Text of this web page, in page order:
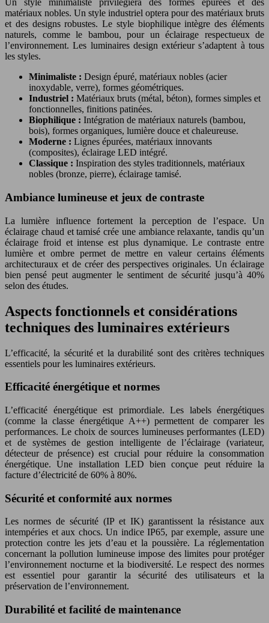
Un style minimaliste privilégiera des formes épurées et des
matériaux nobles. Un style industriel optera pour des matériaux bruts
et des designs robustes. Le style biophilique intègre des éléments
naturels, comme le bambou, pour un éclairage respectueux de
l’environnement. Les luminaires design extérieur s’adaptent à tous
les styles.
Minimaliste : Design épuré, matériaux nobles (acier
inoxydable, verre), formes géométriques.
Industriel : Matériaux bruts (métal, béton), formes simples et
fonctionnelles, finitions patinées.
Biophilique : Intégration de matériaux naturels (bambou,
bois), formes organiques, lumière douce et chaleureuse.
Moderne : Lignes épurées, matériaux innovants
(composites), éclairage LED intégré.
Classique : Inspiration des styles traditionnels, matériaux
nobles (bronze, pierre), éclairage tamisé.
Ambiance lumineuse et jeux de contraste
La lumière influence fortement la perception de l’espace. Un
éclairage chaud et tamisé crée une ambiance relaxante, tandis qu’un
éclairage froid et intense est plus dynamique. Le contraste entre
lumière et ombre permet de mettre en valeur certains éléments
architecturaux et de créer des perspectives originales. Un éclairage
bien pensé peut augmenter le sentiment de sécurité jusqu’à 40%
selon des études.
Aspects fonctionnels et considérations
techniques des luminaires extérieurs
L’efficacité, la sécurité et la durabilité sont des critères techniques
essentiels pour les luminaires extérieurs.
Efficacité énergétique et normes
L’efficacité énergétique est primordiale. Les labels énergétiques
(comme la classe énergétique A++) permettent de comparer les
performances. Le choix de sources lumineuses performantes (LED)
et de systèmes de gestion intelligente de l’éclairage (variateur,
détecteur de présence) est crucial pour réduire la consommation
énergétique. Une installation LED bien conçue peut réduire la
facture d’électricité de 60% à 80%.
Sécurité et conformité aux normes
Les normes de sécurité (IP et IK) garantissent la résistance aux
intempéries et aux chocs. Un indice IP65, par exemple, assure une
protection contre les jets d’eau et la poussière. La réglementation
concernant la pollution lumineuse impose des limites pour protéger
l’environnement nocturne et la biodiversité. Le respect des normes
est essentiel pour garantir la sécurité des utilisateurs et la
préservation de l’environnement.
Durabilité et facilité de maintenance